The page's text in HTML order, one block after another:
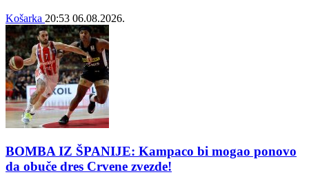
Košarka 20:53 06.08.2026.
BOMBA IZ ŠPANIJE: Kampaco bi mogao ponovo
da obuče dres Crvene zvezde!